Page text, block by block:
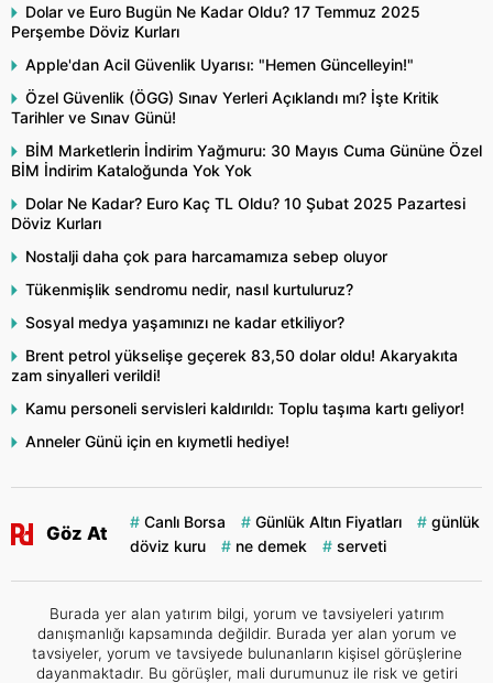
Dolar ve Euro Bugün Ne Kadar Oldu? 17 Temmuz 2025
Perşembe Döviz Kurları
Apple'dan Acil Güvenlik Uyarısı: "Hemen Güncelleyin!"
Özel Güvenlik (ÖGG) Sınav Yerleri Açıklandı mı? İşte Kritik
Tarihler ve Sınav Günü!
BİM Marketlerin İndirim Yağmuru: 30 Mayıs Cuma Gününe Özel
BİM İndirim Kataloğunda Yok Yok
Dolar Ne Kadar? Euro Kaç TL Oldu? 10 Şubat 2025 Pazartesi
Döviz Kurları
Nostalji daha çok para harcamamıza sebep oluyor
Tükenmişlik sendromu nedir, nasıl kurtuluruz?
Sosyal medya yaşamınızı ne kadar etkiliyor?
Brent petrol yükselişe geçerek 83,50 dolar oldu! Akaryakıta
zam sinyalleri verildi!
Kamu personeli servisleri kaldırıldı: Toplu taşıma kartı geliyor!
Anneler Günü için en kıymetli hediye!
Göz At
Canlı Borsa Günlük Altın Fiyatları
günlük
döviz kuru
ne demek serveti
Burada yer alan yatırım bilgi, yorum ve tavsiyeleri yatırım
danışmanlığı kapsamında değildir. Burada yer alan yorum ve
tavsiyeler, yorum ve tavsiyede bulunanların kişisel görüşlerine
dayanmaktadır. Bu görüşler, mali durumunuz ile risk ve getiri